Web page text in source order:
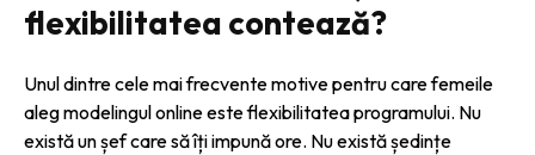
flexibilitatea contează?
Unul dintre cele mai frecvente motive pentru care femeile
aleg modelingul online este flexibilitatea programului. Nu
există un șef care să îți impună ore. Nu există ședințe